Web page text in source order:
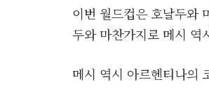
이번 월드컵은 호날두와
두와 마찬가지로 메시 역
메시 역시 아르헨티나의